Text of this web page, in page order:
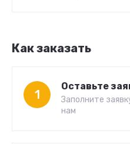
Как заказать
1
Оставьте
Заполните
нам